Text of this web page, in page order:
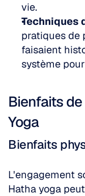
vie.
Techniques
pratiques de
faisaient
système
Bienfaits
Yoga
Bienfaits
L'engagement
Hatha yoga